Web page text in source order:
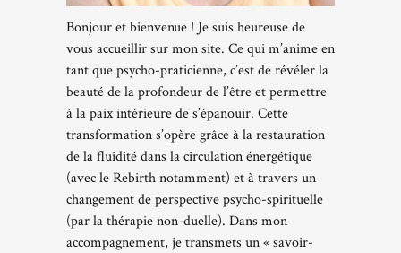
Bonjour et bienvenue ! Je suis heureuse de
vous accueillir sur mon site. Ce qui m’anime en
tant que psycho-praticienne, c’est de révéler la
beauté de la profondeur de l’être et permettre
à la paix intérieure de s’épanouir. Cette
transformation s’opère grâce à la restauration
de la fluidité dans la circulation énergétique
(avec le Rebirth notamment) et à travers un
changement de perspective psycho-spirituelle
(par la thérapie non-duelle). Dans mon
accompagnement, je transmets un « savoir-